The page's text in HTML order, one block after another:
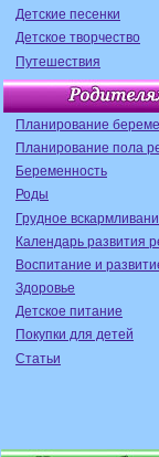
Детские песенки
Детское творчество
Путешествия
Планирование
Планирование пола
Беременность
Роды
Грудное
Календарь развития
Воспитание и
Здоровье
Детское питание
Покупки для детей
Статьи